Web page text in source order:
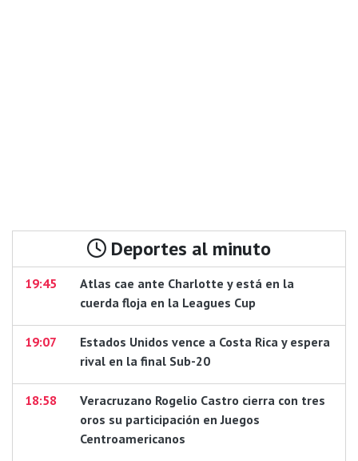
Deportes al minuto
19:45
Atlas cae ante Charlotte y está en la
cuerda floja en la Leagues Cup
19:07
Estados Unidos vence a Costa Rica y espera
rival en la final Sub-20
18:58
Veracruzano Rogelio Castro cierra con tres
oros su participación en Juegos
Centroamericanos